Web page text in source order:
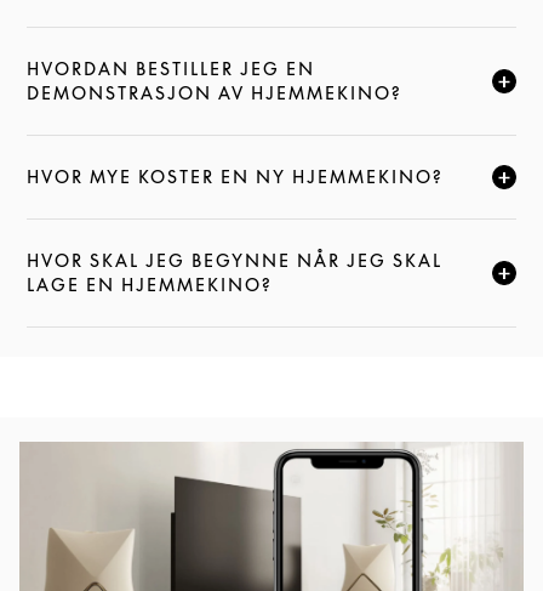
HVORDAN BESTILLER JEG EN
DEMONSTRASJON AV HJEMMEKINO?
KLIKK FOR Å UTVIDE DENNE BESKRIVELSEN, OG
HVOR MYE KOSTER EN NY HJEMMEKINO?
KLIKK FOR Å UTVIDE DENNE BESKRIVELSEN, OG
HVOR SKAL JEG BEGYNNE NÅR JEG SKAL
LAGE EN HJEMMEKINO?
KLIKK FOR Å UTVIDE DENNE BESKRIVELSEN, OG